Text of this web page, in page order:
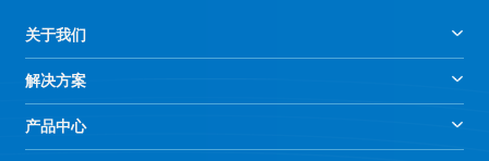
关于我们
解决方案
产品中心